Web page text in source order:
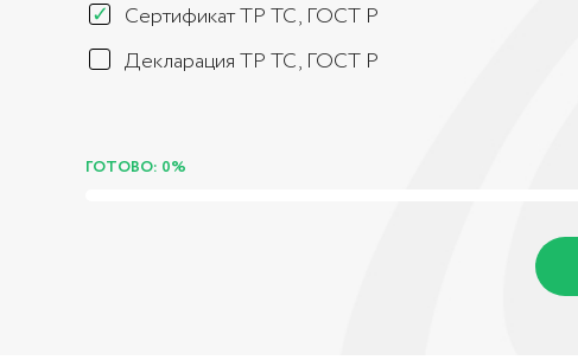
Сертификат ТР ТС, ГОСТ Р
Декларация ТР ТС, ГОСТ Р
ГОТОВО: 0%